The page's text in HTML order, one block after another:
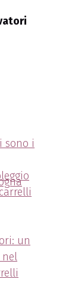
sono i
un